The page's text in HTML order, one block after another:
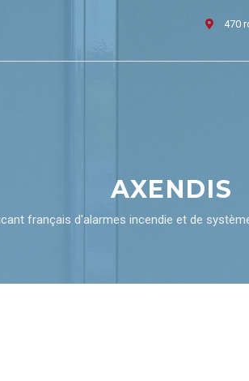
470
AXENDIS
français d'alarmes incendie et de